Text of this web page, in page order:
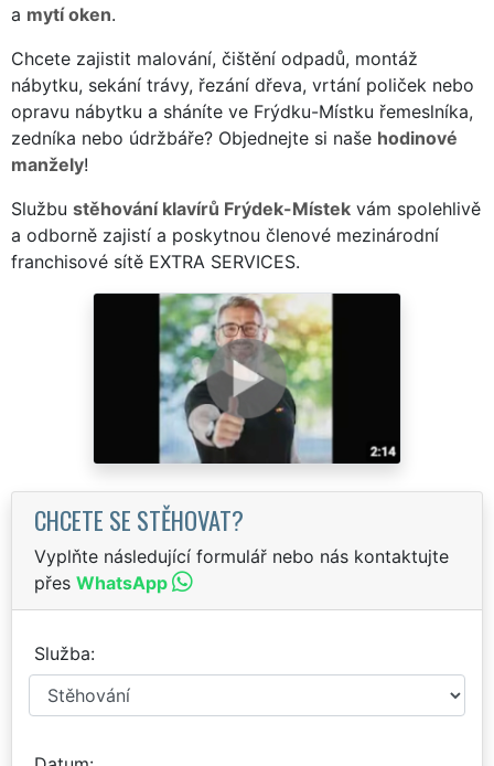
a mytí oken.
Chcete zajistit malování, čištění odpadů, montáž
nábytku, sekání trávy, řezání dřeva, vrtání poliček nebo
opravu nábytku a sháníte ve Frýdku-Místku řemeslníka,
zedníka nebo údržbáře? Objednejte si naše hodinové
manžely!
Službu stěhování klavírů Frýdek-Místek vám spolehlivě
a odborně zajistí a poskytnou členové mezinárodní
franchisové sítě EXTRA SERVICES.
CHCETE SE STĚHOVAT?
Vyplňte následující formulář nebo nás kontaktujte
přes WhatsApp
Služba